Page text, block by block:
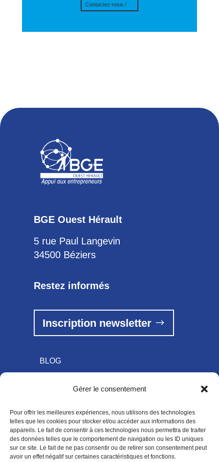
Gérer le consentement
Pour offrir les meilleures expériences, nous utilisons des technologies
telles que les cookies pour stocker et/ou accéder aux informations des
appareils. Le fait de consentir à ces technologies nous permettra de traiter
des données telles que le comportement de navigation ou les ID uniques
sur ce site. Le fait de ne pas consentir ou de retirer son consentement peut
avoir un effet négatif sur certaines caractéristiques et fonctions.
Contactez-nous !
BGE Ouest Hérault
5 rue Paul Langevin
34500 Béziers
Restez informés
Inscription newsletter
BLOG
Conditions Générales de Vente